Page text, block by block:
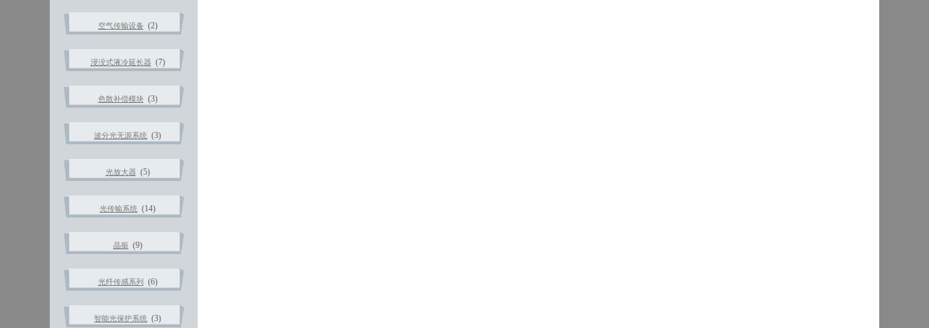
空气传输设备 (2)
浸没式液冷延长器 (7)
色散补偿模块(3)
波分光无源系统 (3)
光放大器 (5)
光传输系统 (14)
晶振 (9)
光纤传感系列 (6)
智能光保护系统 (3)